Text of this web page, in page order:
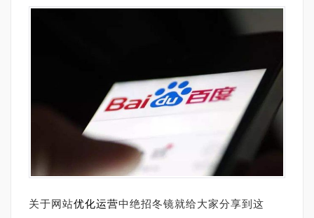
关于网站优化运营中绝招冬镜就给大家分享到这